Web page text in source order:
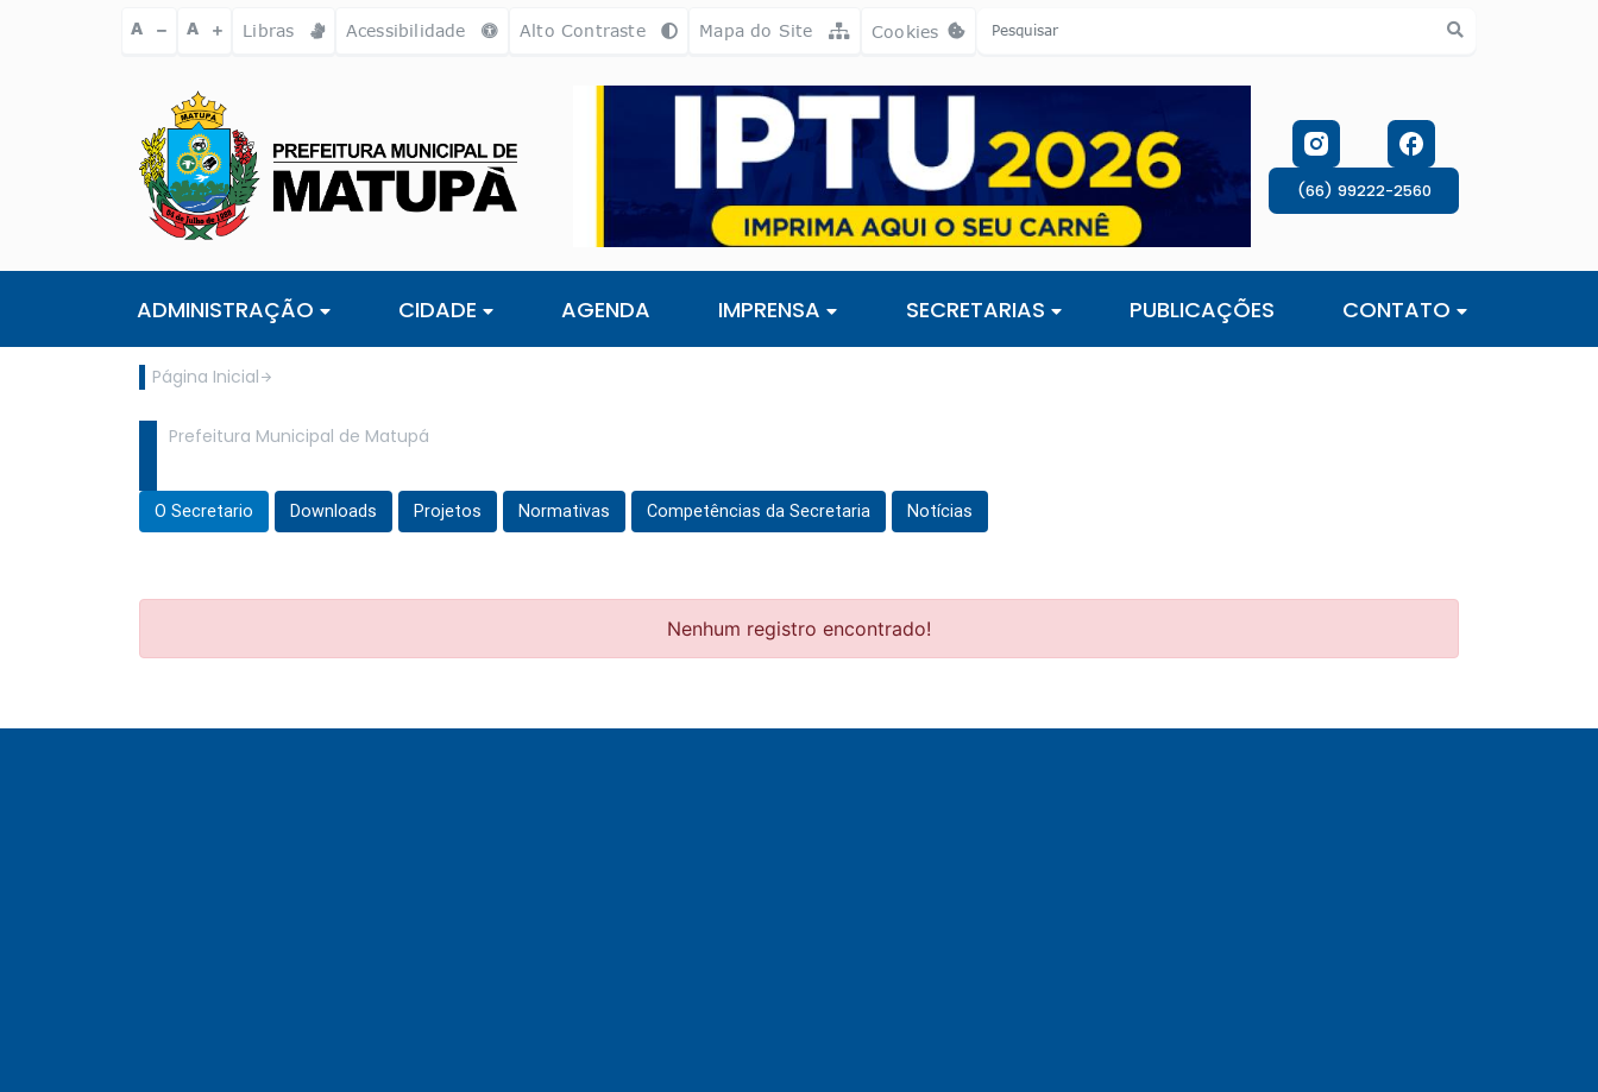
Ir para o conteúdo [alt+1] Ir para o menu [alt+2] Ir para a busca [alt+3] Ir para o rodapé [alt+4]
A A Libras Acessibilidade Alto Contraste Mapa do Site Cookies
Abrir preferências de cookies
(66) 99222-2560
ADMINISTRAÇÃO CIDADE AGENDA IMPRENSA SECRETARIAS PUBLICAÇÕES CONTATO
Página Inicial
Prefeitura Municipal de Matupá
O Secretario Downloads Projetos Normativas Competências da Secretaria Notícias
Nenhum registro encontrado!